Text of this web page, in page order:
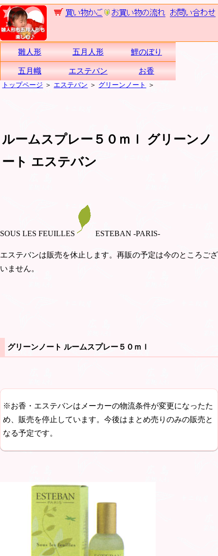
雛人形 五月人形 鯉のぼり
五月幟 エステバン お香
トップページ ＞ エステバン ＞ グリーンノート ＞
ルームスプレー５０ｍｌ グリーンノ
ート エステバン
SOUS LES FEUILLES ESTEBAN -PARIS-
エステバンは販売を休止します。再販の予定は今のところござ
いません。
グリーンノート ルームスプレー５０ｍｌ
※お香・エステバンはメーカーの物流条件が変更になったた
め、販売を停止しています。今後はまとめ売りのみの販売と
なる予定です。